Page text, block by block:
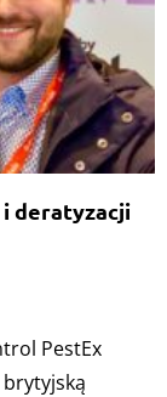
deratyzacji
PestEx